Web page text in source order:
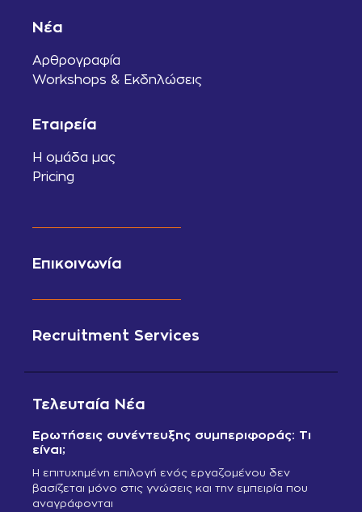
Νέα
Αρθρογραφία
Workshops & Εκδηλώσεις
Εταιρεία
Η ομάδα μας
Pricing
Επικοινωνία
Recruitment Services
Τελευταία Νέα
Ερωτήσεις συνέντευξης συμπεριφοράς: Τι
είναι;
Η επιτυχημένη επιλογή ενός εργαζομένου δεν
βασίζεται μόνο στις γνώσεις και την εμπειρία που
αναγράφονται